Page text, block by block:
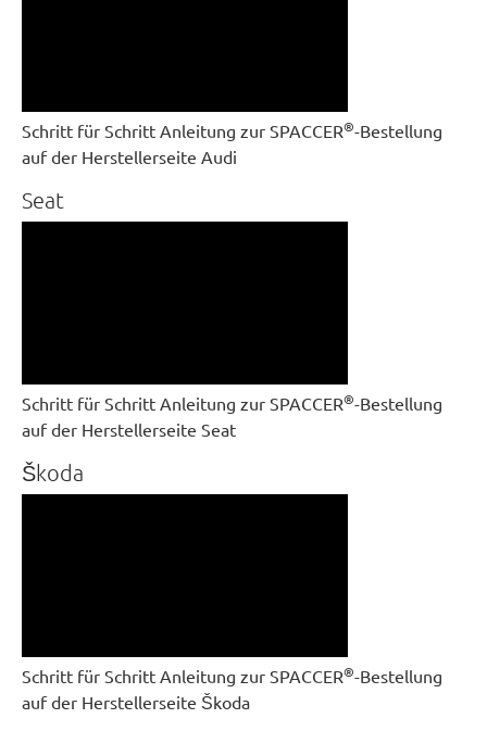
Schritt für Schritt Anleitung zur SPACCER®-Bestellung
auf der Herstellerseite Audi
Seat
Schritt für Schritt Anleitung zur SPACCER®-Bestellung
auf der Herstellerseite Seat
Škoda
Schritt für Schritt Anleitung zur SPACCER®-Bestellung
auf der Herstellerseite Škoda